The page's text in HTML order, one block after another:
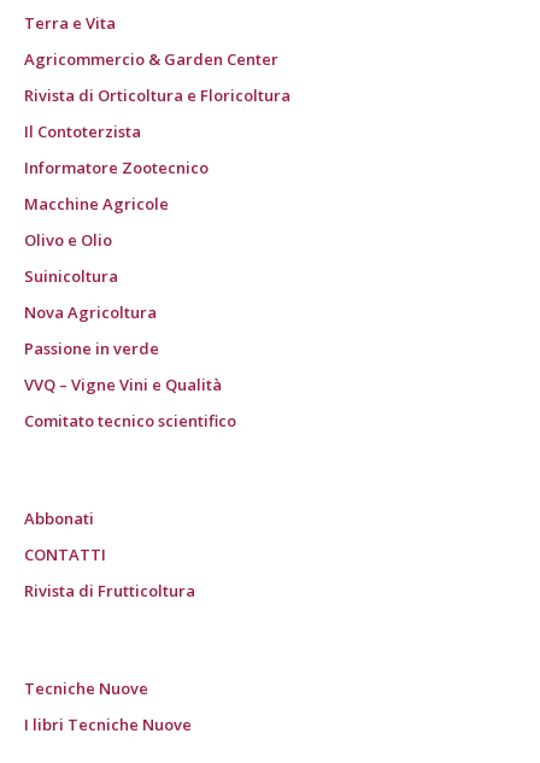
Terra e Vita
Agricommercio & Garden Center
Rivista di Orticoltura e Floricoltura
Il Contoterzista
Informatore Zootecnico
Macchine Agricole
Olivo e Olio
Suinicoltura
Nova Agricoltura
Passione in verde
VVQ – Vigne Vini e Qualità
Comitato tecnico scientifico
Abbonati
CONTATTI
Rivista di Frutticoltura
Tecniche Nuove
I libri Tecniche Nuove